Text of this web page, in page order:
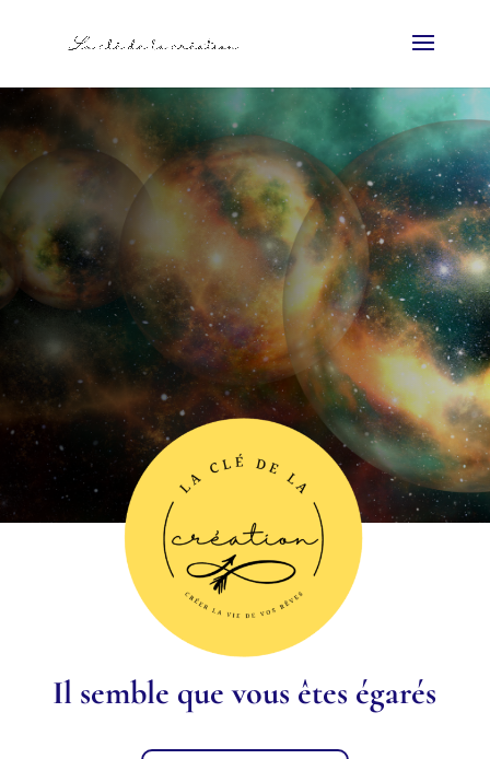
Il semble que vous êtes égarés